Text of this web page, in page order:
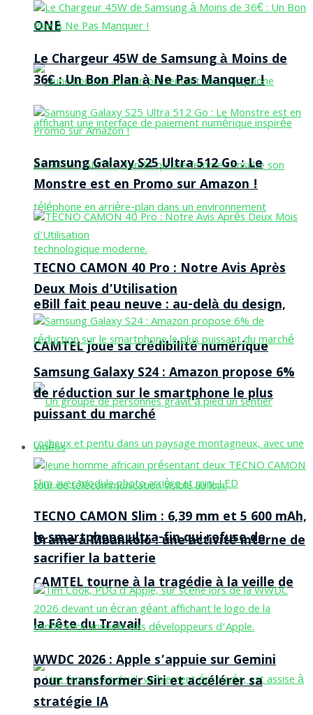
ONE
eBill fait peau neuve : au-delà du design,
CAMTEL joue sa crédibilité numérique
Drame à Mbankolo : une activité interne de
CAMTEL tourne à la tragédie à la veille de
la Fête du Travail
Le Chargeur 45W de Samsung à Moins de
36€ : Un Bon Plan à Ne Pas Manquer !
Samsung Galaxy S25 Ultra 512 Go : Le
Monstre est en Promo sur Amazon !
TECNO CAMON 40 Pro : Notre Avis Après
Deux Mois d’Utilisation
Samsung Galaxy S24 : Amazon propose 6%
de réduction sur le smartphone le plus
puissant du marché
Vidéos
TECNO CAMON Slim : 6,39 mm et 5 600 mAh,
le smartphone ultra-fin qui refuse de
sacrifier la batterie
WWDC 2026 : Apple s’appuie sur Gemini
pour transformer Siri et accélérer sa
stratégie IA